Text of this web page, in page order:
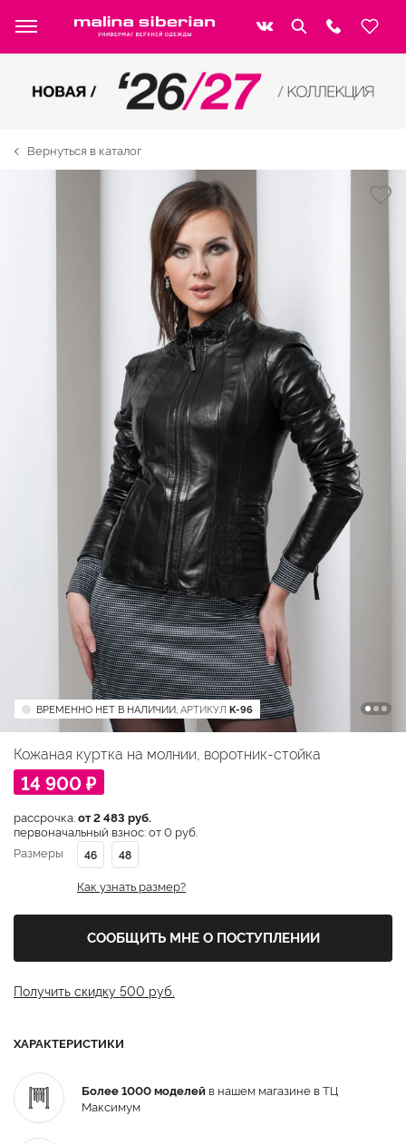
Вернуться в каталог
ВРЕМЕННО НЕТ В НАЛИЧИИ, АРТИКУЛ K-96
Кожаная куртка на молнии, воротник-стойка
14 900 ₽
рассрочка:от 2 483 руб.
первоначальный взнос: от 0 руб.
Размеры
46 48
Как узнать размер?
СООБЩИТЬ МНЕ О ПОСТУПЛЕНИИ
Получить скидку 500 руб.
ХАРАКТЕРИСТИКИ
Более 1000 моделей в нашем магазине в ТЦ
Максимум